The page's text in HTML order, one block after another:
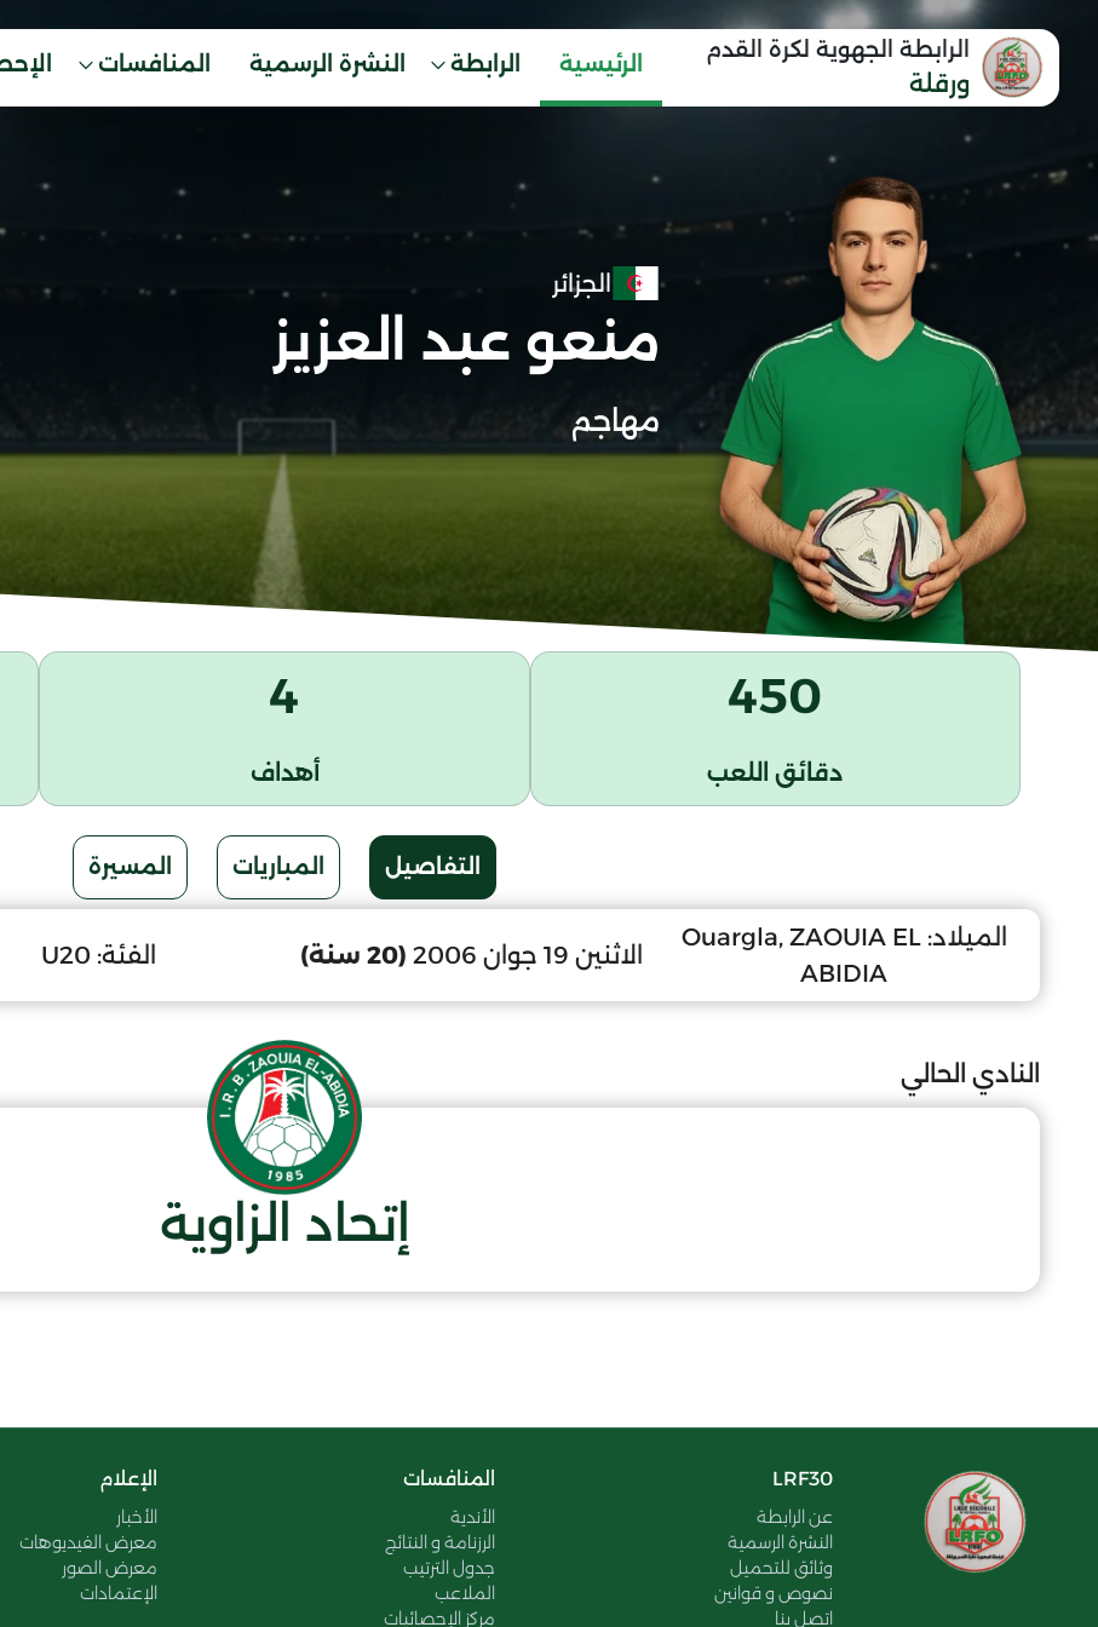
الرابطة الجهوية لكرة القدم
ورقلة
الرئيسية الرابطة النشرة الرسمية المنافسات
الجزائر
منعو عبد العزيز
مهاجم
450
دقائق اللعب
4
أهداف
التفاصيل المباريات المسيرة
الميلاد: Ouargla, ZAOUIA EL
ABIDIA
الاثنين 19 جوان 2006 (20 سنة) الفئة: U20
النادي الحالي
إتحاد الزاوية
LRF30
عن الرابطة
النشرة الرسمية
وثائق للتحميل
نصوص و قوانين
اتصل بنا
المنافسات
الأندية
الرزنامة و النتائج
جدول الترتيب
الملاعب
مركز الإحصائيات
الإعلام
الأخبار
معرض الفيديوهات
معرض الصور
الإعتمادات